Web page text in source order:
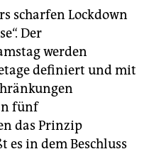
scharfen Lockdown
Der
werden
definiert und mit
fünf
das Prinzip
es in dem Beschluss